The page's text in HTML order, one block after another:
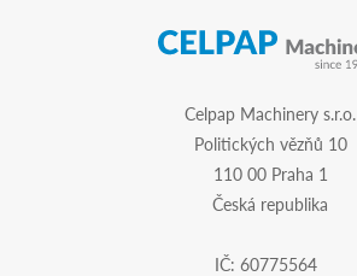
Celpap Machinery s.r.o.
Politických vězňů 10
110 00 Praha 1
Česká republika
IČ: 60775564